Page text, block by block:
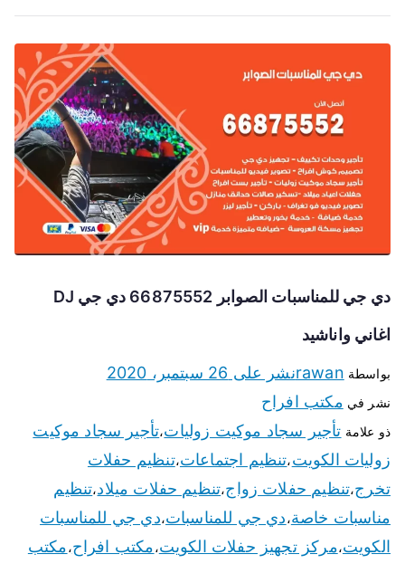
دي جي للمناسبات الصوابر 66875552 دي جي DJ
اغاني واناشيد
بواسطة rawanنشر على 26 سبتمبر، 2020
نشر في مكتب افراح
ذو علامة تأجير سجاد موكيت زوليات،تأجير سجاد موكيت
زوليات الكويت،تنظيم اجتماعات،تنظيم حفلات
تخرج،تنظيم حفلات زواج،تنظيم حفلات ميلاد،تنظيم
مناسبات خاصة،دي جي للمناسبات،دي جي للمناسبات
الكويت،مركز تجهيز حفلات الكويت،مكتب افراح،مكتب